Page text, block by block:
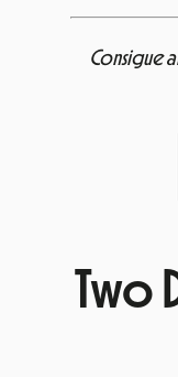
Consigue
Two